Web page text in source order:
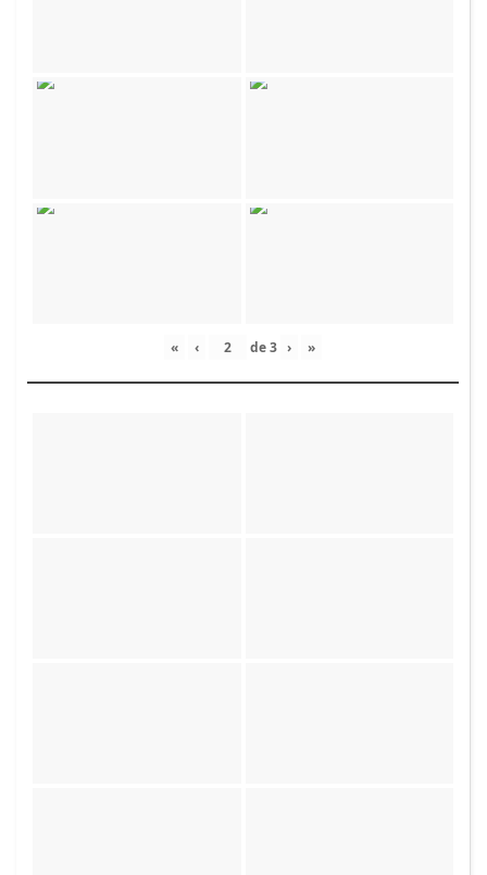
« ‹ de3 › »